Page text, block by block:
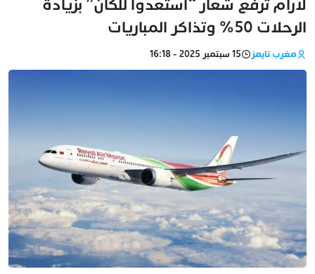
لارام ترفع شعار “استعدوا للكان” بزيادة
الرحلات 50% وتذاكر المباريات
مغرب تايمز 15 سبتمبر 2025 - 16:18